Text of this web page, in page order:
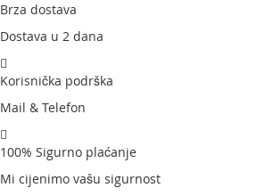
Brza dostava
Dostava u 2 dana
Korisnička podrška
Mail & Telefon
100% Sigurno plaćanje
Mi cijenimo vašu sigurnost